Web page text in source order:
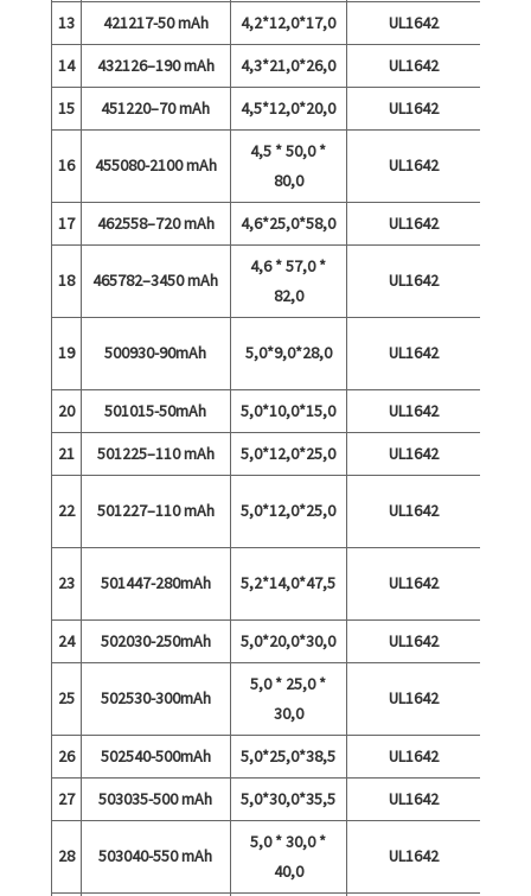
13
421217-50 mAh 4,2*12,0*17,0
UL1642
14
432126–190 mAh 4,3*21,0*26,0
UL1642
15
451220–70 mAh 4,5*12,0*20,0 UL1642
16 455080-2100 mAh
4,5 * 50,0 *
80,0
UL1642
17 462558–720 mAh 4,6*25,0*58,0 UL1642
18 465782–3450 mAh
4,6 * 57,0 *
82,0
UL1642
19 500930-90mAh 5,0*9,0*28,0 UL1642
20
501015-50mAh 5,0*10,0*15,0
UL1642
21
501225–110 mAh 5,0*12,0*25,0 UL1642
22 501227–110 mAh 5,0*12,0*25,0 UL1642
23 501447-280mAh 5,2*14,0*47,5 UL1642
24
502030-250mAh 5,0*20,0*30,0 UL1642
25 502530-300mAh
5,0 * 25,0 *
30,0
UL1642
26 502540-500mAh 5,0*25,0*38,5
UL1642
27
503035-500 mAh 5,0*30,0*35,5 UL1642
28 503040-550 mAh
5,0 * 30,0 *
40,0
UL1642